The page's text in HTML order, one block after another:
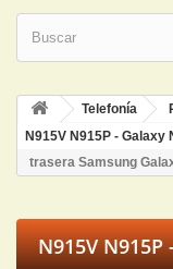
Telefonía
N915V N915P - Galaxy
trasera Samsung
N915V N915P